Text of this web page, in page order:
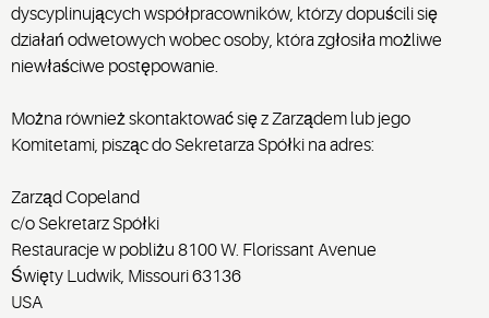
dyscyplinujących współpracowników, którzy dopuścili się
działań odwetowych wobec osoby, która zgłosiła możliwe
niewłaściwe postępowanie.
Można również skontaktować się z Zarządem lub jego
Komitetami, pisząc do Sekretarza Spółki na adres:
Zarząd Copeland
c/o Sekretarz Spółki
Restauracje w pobliżu 8100 W. Florissant Avenue
Święty Ludwik, Missouri 63136
USA